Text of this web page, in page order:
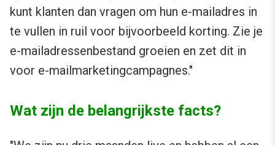
kunt klanten dan vragen om hun e-mailadres in
te vullen in ruil voor bijvoorbeeld korting. Zie je
e-mailadressenbestand groeien en zet dit in
voor e-mailmarketingcampagnes."
Wat zijn de belangrijkste facts?